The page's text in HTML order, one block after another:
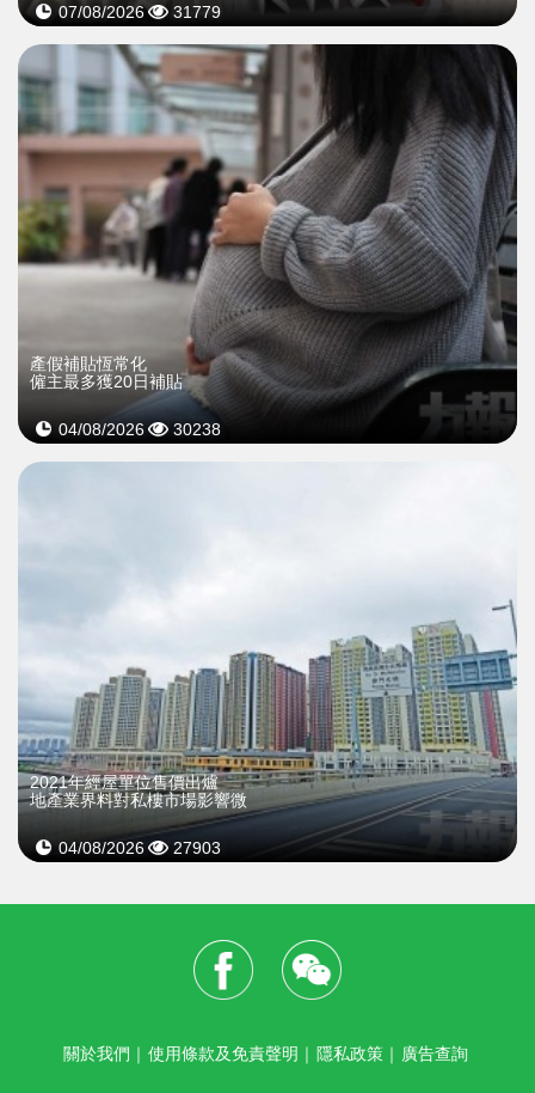
07/08/2026 31779
產假補貼恆常化
僱主最多獲20日補貼
04/08/2026 30238
2021年經屋單位售價出爐
地產業界料對私樓市場影響微
04/08/2026 27903
關於我們 ｜ 使用條款及免責聲明 ｜ 隱私政策 ｜ 廣告查詢